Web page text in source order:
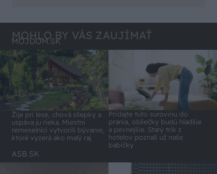
MOHLO BY VÁS ZAUJÍMAŤ
MÔJDOM.SK
Žije pri lese, chová sliepky a
uspáva ju rieka. Miestni
remeselníci vytvorili bývanie,
ktoré vyzerá ako malý raj
Pridajte túto surovinu do
prania, obliečky budú hladšie
a pevnejšie. Starý trik z
hotelov poznali už naše
babičky
ASB.SK